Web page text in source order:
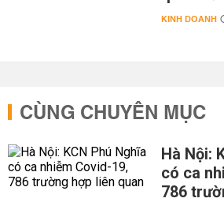
KINH DOANH
CÙNG CHUYÊN MỤC
Hà Nội:
có ca
786